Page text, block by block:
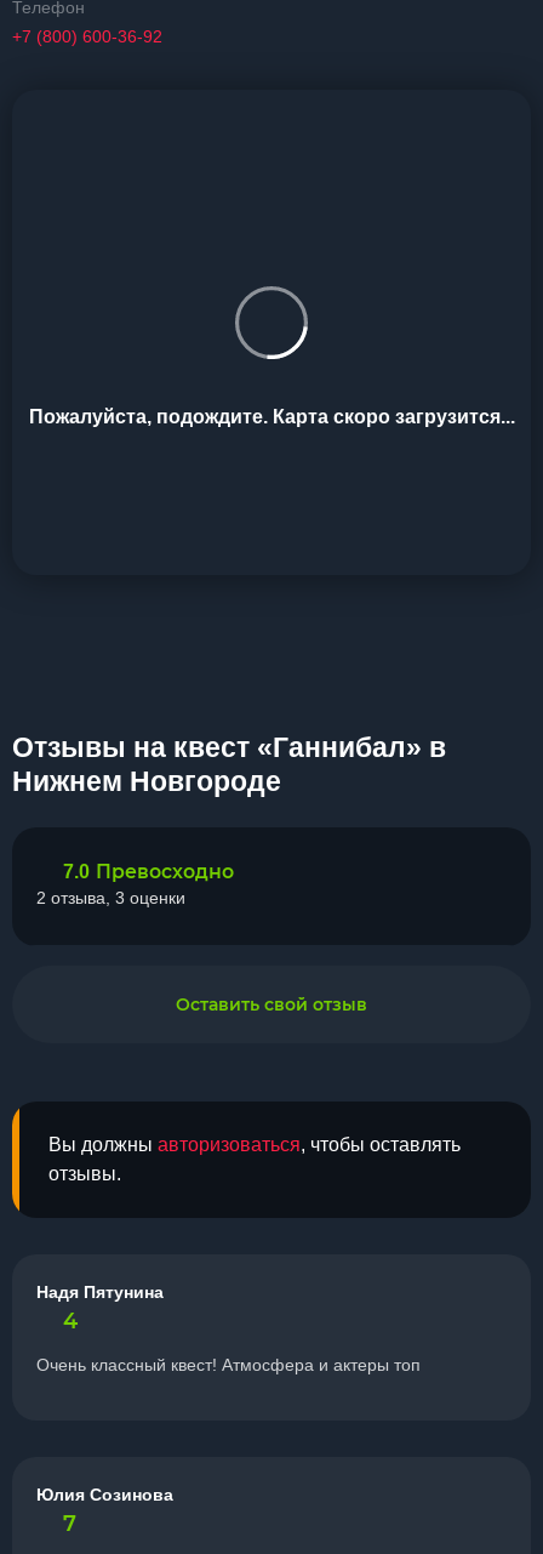
Телефон
+7 (800) 600-36-92
Пожалуйста, подождите. Карта скоро загрузится...
Отзывы на квест «Ганнибал» в
Нижнем Новгороде
Вы должны авторизоваться, чтобы оставлять
отзывы.
Надя Пятунина
4
Очень классный квест! Атмосфера и актеры топ
Юлия Созинова
7
7.0 Превосходно
2 отзыва, 3 оценки
Оставить свой отзыв